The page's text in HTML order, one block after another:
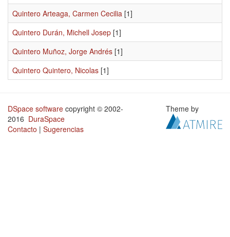
Quintero Arteaga, Carmen Cecilia [1]
Quintero Durán, Michell Josep [1]
Quintero Muñoz, Jorge Andrés [1]
Quintero Quintero, Nicolas [1]
DSpace software copyright © 2002-
2016 DuraSpace
Contacto | Sugerencias
Theme by